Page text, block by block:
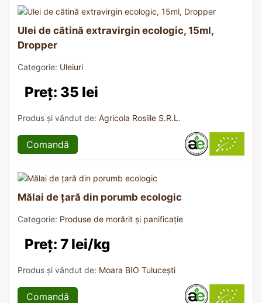
Ulei de cătină extravirgin ecologic, 15ml,
Dropper
Categorie: Uleiuri
Preț: 35 lei
Produs și vândut de: Agricola Rosiile S.R.L.
Comandă
Mălai de țară din porumb ecologic
Categorie: Produse de morărit și panificație
Preț: 7 lei/kg
Produs și vândut de: Moara BIO Tulucești
Comandă